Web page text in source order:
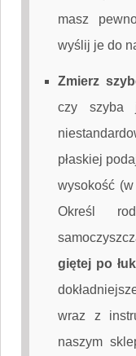
masz
wyślij je do
Zmierz
czy szyba
płaskiej
wysokość
Określ
giętej po
wraz z
naszym